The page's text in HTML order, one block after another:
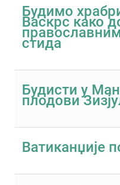
Будимо
Васкрс како
стида
Будисти у
плодови
Ватиканџије